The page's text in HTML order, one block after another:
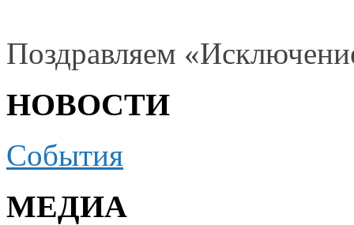
Поздравляем
НОВОСТИ
События
МЕДИА